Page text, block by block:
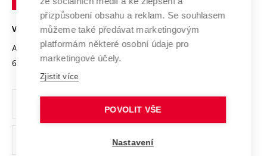
Open Science
Projekty
Projekty ze strukturálních fondů
Specifický výzkum
Univerzitní sítě
Bezpečná univerzita
Vyznamenání
Organizační struktura
Ochrana osobních údajů
odkaz)
VYSOKÉ UČENÍ TECHNICKÉ V BRNĚ
Antonínská 548/1
602 00 Brno
www.vut.cz
vut@vutbr.cz
přizpůsobení obsahu a reklam. Se souhlasem
můžeme také předávat marketingovým
platformám některé osobní údaje pro
marketingové účely.
Zjistit více
POVOLIT VŠE
Nastavení